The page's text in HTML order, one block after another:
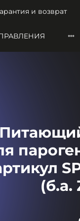
и возврат
(б.а.